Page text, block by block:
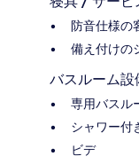
防音仕様の
備え付けの
バスルーム
専用バスル
シャワー付
ビデ